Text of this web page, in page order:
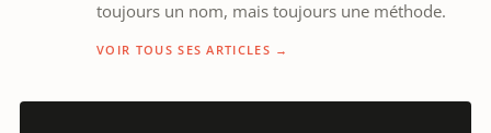
toujours un nom, mais toujours une méthode.
VOIR TOUS SES ARTICLES →